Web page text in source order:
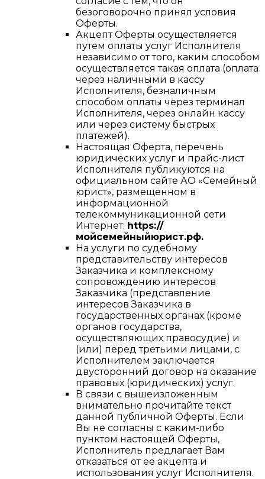
безоговорочно принял условия
Оферты.
Акцепт Оферты осуществляется
путем оплаты услуг Исполнителя
независимо от того, каким способом
осуществляется такая оплата (оплата
через наличными в кассу
Исполнителя, безналичным
способом оплаты через терминал
Исполнителя, через онлайн кассу
или через систему быстрых
платежей).
Настоящая Оферта, перечень
юридических услуг и прайс-лист
Исполнителя публикуются на
официальном сайте АО «Семейный
юрист», размещенном в
информационной
телекоммуникационной сети
Интернет: https://
мойсемейныйюрист.рф.
На услуги по судебному
представительству интересов
Заказчика и комплексному
сопровождению интересов
Заказчика (представление
интересов Заказчика в
государственных органах (кроме
органов государства,
осуществляющих правосудие) и
(или) перед третьими лицами, с
Исполнителем заключается
двусторонний договор на оказание
правовых (юридических) услуг.
В связи с вышеизложенным
внимательно прочитайте текст
данной публичной Оферты. Если
Вы не согласны с каким-либо
пунктом настоящей Оферты,
Исполнитель предлагает Вам
отказаться от ее акцепта и
использования услуг Исполнителя.